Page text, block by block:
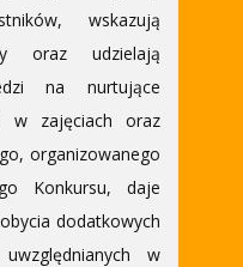
wskazują
oraz udzielają
na nurtujące
w zajęciach oraz
organizowanego
Konkursu, daje
dodatkowych
w